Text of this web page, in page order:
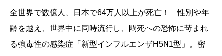
全世界で数億人、日本で64万人以上が死亡！ 性別や年
齢を越え、世界中に同時流行し、悶死への恐怖に苛まれ
る強毒性の感染症「新型インフルエンザH5N1型」。密